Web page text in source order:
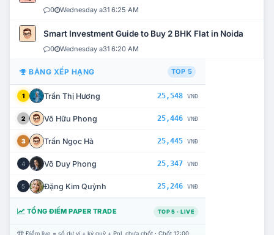
0 Wednesday a31 6:25 AM
Smart Investment Guide to Buy 2 BHK Flat in Noida
0 Wednesday a31 6:20 AM
BẢNG XẾP HẠNG TOP 5
1 Trần Thị Hương 25,548 VNĐ
2 Võ Hữu Phong 25,446 VNĐ
3 Trần Ngọc Hà 25,445 VNĐ
4 Võ Duy Phong 25,347 VNĐ
5 Đặng Kim Quỳnh 25,246 VNĐ
TỔNG ĐIỂM PAPER TRADE TOP 5 · LIVE
Điểm live = số dư ví + ký quỹ + PnL chưa chốt · Chốt 12:00